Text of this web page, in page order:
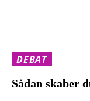
DEBAT
Sådan skaber